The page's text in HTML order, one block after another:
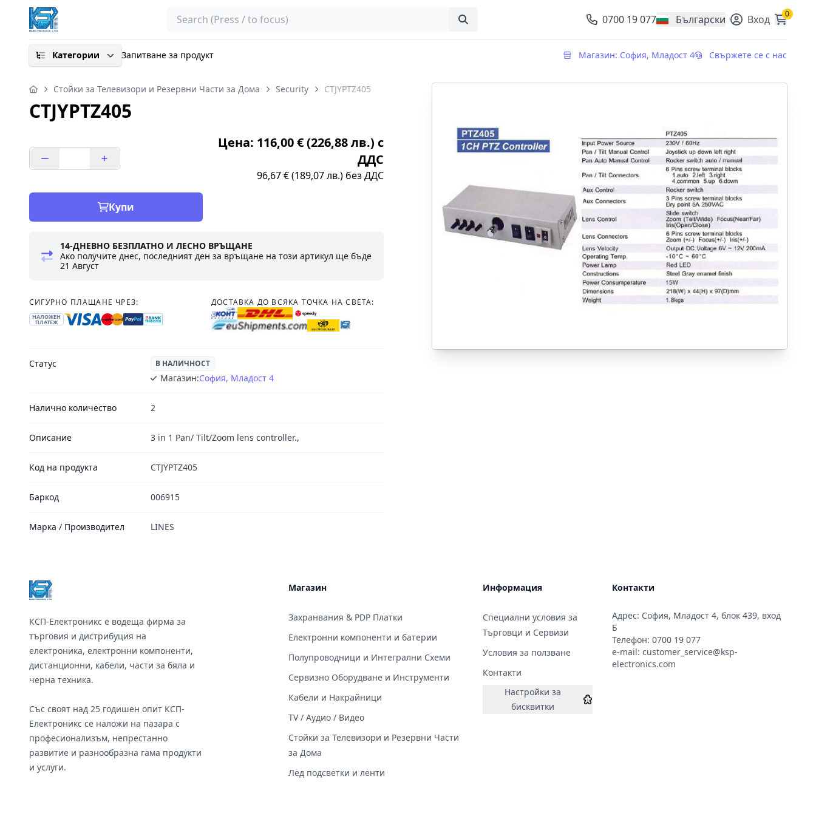
Search 0700 19 077 Български
, change currency Вход 0
Категории Запитване за продукт Магазин: София, Младост 4 Свържете се с нас
Стойки за Телевизори и Резервни Части за Дома Security CTJYPTZ405
CTJYPTZ405
Цена: 116,00 € (226,88 лв.) с
ДДС
96,67 € (189,07 лв.) без ДДС
Купи
14-ДНЕВНО БЕЗПЛАТНО И ЛЕСНО ВРЪЩАНЕ
Ако получите днес, последният ден за връщане на този артикул ще бъде
21 Август
СИГУРНО ПЛАЩАНЕ ЧРЕЗ:
НАЛОЖЕН
ПЛАТЕЖ
ДОСТАВКА ДО ВСЯКА ТОЧКА НА СВЕТА:
Статус В НАЛИЧНОСТ
Магазин:София, Младост 4
Налично количество 2
Описание 3 in 1 Pan/ Tilt/Zoom lens controller.,
Код на продукта CTJYPTZ405
Баркод 006915
Марка / Производител LINES
КСП-Електроникс е водеща фирма за
търговия и дистрибуция на
електроника, електронни компоненти,
дистанционни, кабели, части за бяла и
черна техника.
Със своят над 25 годишен опит КСП-
Електроникс се наложи на пазара с
професионализъм, непрестанно
развитие и разнообразна гама продукти
и услуги.
Магазин
Захранвания & PDP Платки
Електронни компоненти и батерии
Полупроводници и Интегрални Схеми
Сервизно Оборудване и Инструменти
Кабели и Накрайници
TV / Аудио / Видео
Стойки за Телевизори и Резервни Части
за Дома
Лед подсветки и ленти
Информация
Специални условия за
Търговци и Сервизи
Условия за ползване
Контакти
Настройки за
бисквитки
Контакти
Адрес: София, Младост 4, блок 439, вход
Б
Телефон: 0700 19 077
e-mail: customer_service@ksp-
electronics.com